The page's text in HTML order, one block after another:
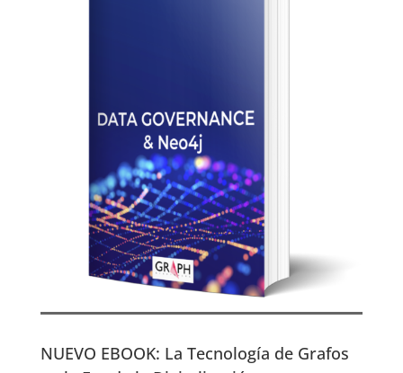
NUEVO EBOOK: La Tecnología de Grafos